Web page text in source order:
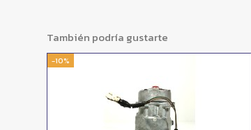
También podría gustarte
-10%